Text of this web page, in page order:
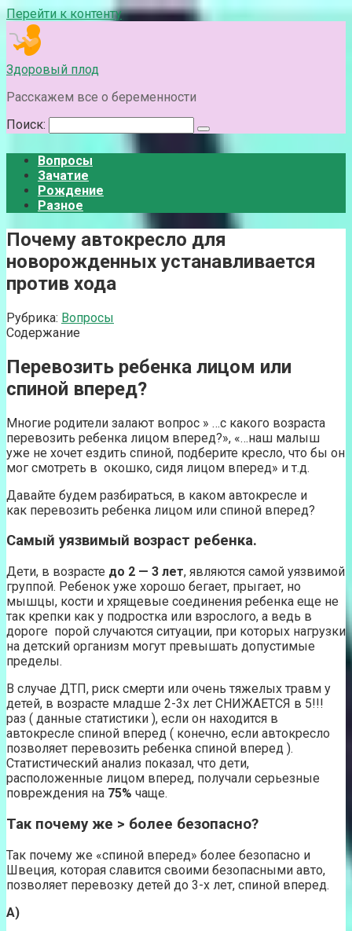
Перейти к контенту
Здоровый плод
Расскажем все о беременности
Поиск:
Вопросы
Зачатие
Рождение
Разное
Почему автокресло для
новорожденных устанавливается
против хода
Рубрика: Вопросы
Содержание
Перевозить ребенка лицом или
спиной вперед?
Многие родители залают вопрос » …с какого возраста
перевозить ребенка лицом вперед?», «…наш малыш
уже не хочет ездить спиной, подберите кресло, что бы он
мог смотреть в окошко, сидя лицом вперед» и т.д.
Давайте будем разбираться, в каком автокресле и
как перевозить ребенка лицом или спиной вперед?
Самый уязвимый возраст ребенка.
Дети, в возрасте до 2 — 3 лет, являются самой уязвимой
группой. Ребенок уже хорошо бегает, прыгает, но
мышцы, кости и хрящевые соединения ребенка еще не
так крепки как у подростка или взрослого, а ведь в
дороге порой случаются ситуации, при которых нагрузки
на детский организм могут превышать допустимые
пределы.
В случае ДТП, риск смерти или очень тяжелых травм у
детей, в возрасте младше 2-3х лет СНИЖАЕТСЯ в 5!!!
раз ( данные статистики ), если он находится в
автокресле спиной вперед ( конечно, если автокресло
позволяет перевозить ребенка спиной вперед ).
Статистический анализ показал, что дети,
расположенные лицом вперед, получали серьезные
повреждения на 75% чаще.
Так почему же > более безопасно?
Так почему же «спиной вперед» более безопасно и
Швеция, которая славится своими безопасными авто,
позволяет перевозку детей до 3-х лет, спиной вперед.
А)